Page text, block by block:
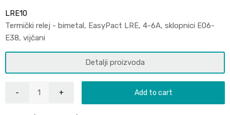
LRE10
Termički relej - bimetal, EasyPact LRE, 4-6A, sklopnici E06-
E38, vijčani
Detalji proizvoda
Add to cart